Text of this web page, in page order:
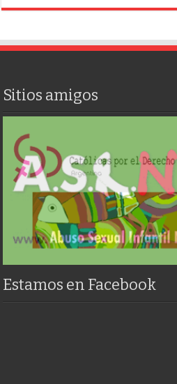
Sitios amigos
Estamos en Facebook